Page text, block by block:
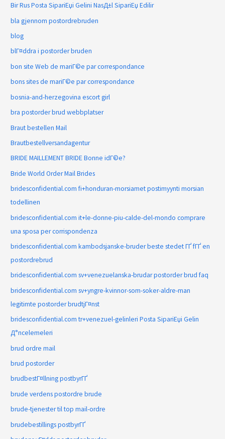
Bir Rus Posta SipariЕџi Gelini NasД±l SipariЕџ Edilir
bla gjennom postordrebruden
blog
blГ¤ddra i postorder bruden
bon site Web de mariГ©e par correspondance
bons sites de mariГ©e par correspondance
bosnia-and-herzegovina escort girl
bra postorder brud webbplatser
Braut bestellen Mail
Brautbestellversandagentur
BRIDE MAILLEMENT BRIDE Bonne idГ©e?
Bride World Order Mail Brides
bridesconfidential.com fi+honduran-morsiamet postimyynti morsian
todellinen
bridesconfidential.com it+le-donne-piu-calde-del-mondo comprare
una sposa per corrispondenza
bridesconfidential.com kambodsjanske-bruder beste stedet ГҐ fГҐ en
postordrebrud
bridesconfidential.com sv+venezuelanska-brudar postorder brud faq
bridesconfidential.com sv+yngre-kvinnor-som-soker-aldre-man
legitimte postorder brudtjГ¤nst
bridesconfidential.com tr+venezuel-gelinleri Posta SipariЕџi Gelin
Д°ncelemeleri
brud ordre mail
brud postorder
brudbestГ¤llning postbyrГҐ
brude verdens postordre brude
brude-tjenester til top mail-ordre
brudebestillings postbyrГҐ